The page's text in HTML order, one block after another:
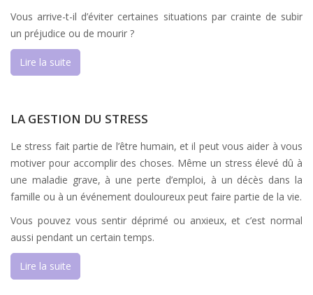
Vous arrive-t-il d’éviter certaines situations par crainte de subir
un préjudice ou de mourir ?
Lire la suite
LA GESTION DU STRESS
Le stress fait partie de l’être humain, et il peut vous aider à vous
motiver pour accomplir des choses. Même un stress élevé dû à
une maladie grave, à une perte d’emploi, à un décès dans la
famille ou à un événement douloureux peut faire partie de la vie.
Vous pouvez vous sentir déprimé ou anxieux, et c’est normal
aussi pendant un certain temps.
Lire la suite